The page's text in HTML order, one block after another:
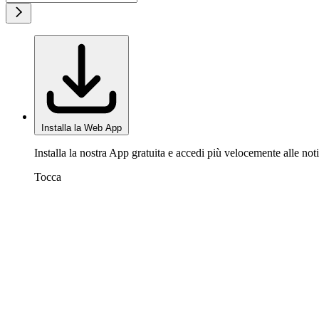
Installa la Web App
Installa la nostra App gratuita e accedi più velocemente alle
Tocca